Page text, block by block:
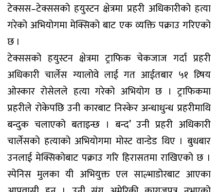
टेक्सस–टेक्ससको हयुस्टन क्षेत्रमा प्रहरी अधिकारीको हत्या
गरेको अभियोगमा मेक्सिको बाट एक व्यक्ति पक्राउ गरिएको
छ ।
टेक्ससको हयुस्टन क्षेत्रमा ट्राफिक चेकजाज गर्दा प्रहरी
अधिकारी चार्लेस ग्यालोवे लाई गत आईतबार ५१ व्र्षिय
ओस्कार रोसेलले हत्या गरेको अभियोग छ । ट्राफिकमा
प्रहरीले रोकेपछि उनी कारबाट निस्केर अन्धाधुन्ध प्रहरीमाथि
बन्दुक चलाएको बताइन्छ । बन्द’ उनी प्रहरी अधिकारी
चार्लेसको हत्याको अभियोगमा मोस्ट वान्डेड थिए । बुधबार
उनलाई मेक्सिकोबाट पक्राउ गरि हिरासतमा राखिएको छ ।
स्पेनिस मुलका यी अभियुक्त एल साल्भाडोरबाट आएका